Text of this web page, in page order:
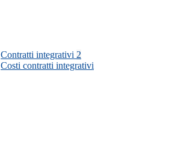
Contratti integrativi 2
Costi contratti integrativi